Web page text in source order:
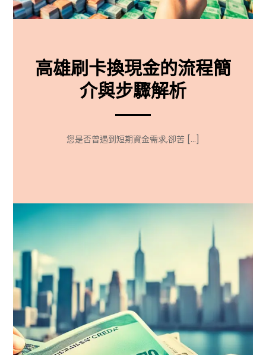
高雄刷卡換現金的流程簡
介與步驟解析
您是否曾遇到短期資金需求,卻苦 […]